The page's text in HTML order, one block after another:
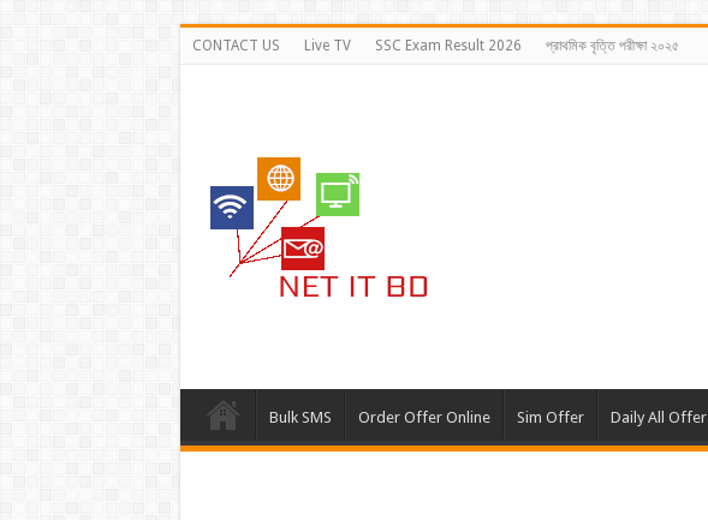
CONTACT US Live TV SSC Exam Result 2026 প্রাথমিক বৃত্তি পরীক্ষা ২০২৫
Bulk SMS Order Offer Online Sim Offer Daily All Offer